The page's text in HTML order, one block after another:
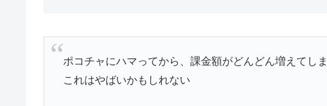
ポコチャにハマってから、課金額がどんどん増えてし
これはやばいかもしれない